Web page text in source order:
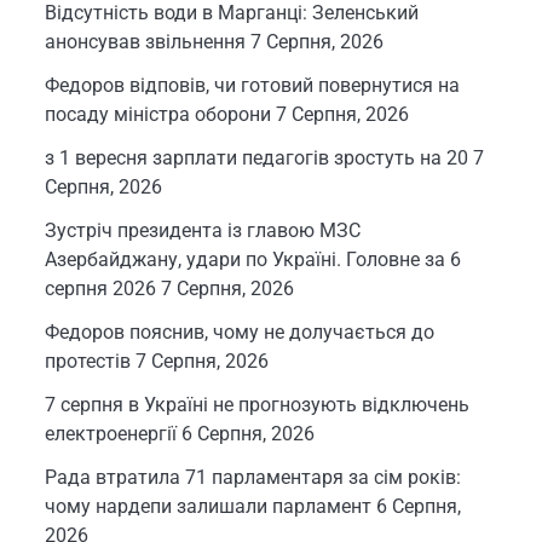
Відсутність води в Марганці: Зеленський
анонсував звільнення 7 Серпня, 2026
Федоров відповів, чи готовий повернутися на
посаду міністра оборони 7 Серпня, 2026
з 1 вересня зарплати педагогів зростуть на 20 7
Серпня, 2026
Зустріч президента із главою МЗС
Азербайджану, удари по Україні. Головне за 6
серпня 2026 7 Серпня, 2026
Федоров пояснив, чому не долучається до
протестів 7 Серпня, 2026
7 серпня в Україні не прогнозують відключень
електроенергії 6 Серпня, 2026
Рада втратила 71 парламентаря за сім років:
чому нардепи залишали парламент 6 Серпня,
2026